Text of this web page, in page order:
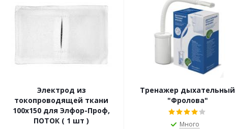
Электрод из
токопроводящей ткани
100x150 для Элфор-Проф,
ПОТОК ( 1 шт )
Тренажер дыхательный
"Фролова"
Много